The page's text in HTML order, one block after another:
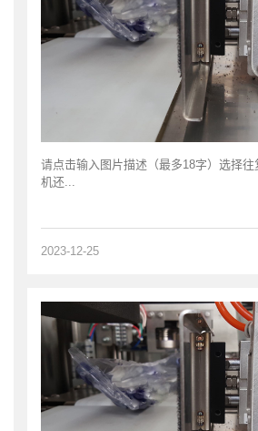
请点击输入图片描述（最多18字）选择
机还...
2023-12-25